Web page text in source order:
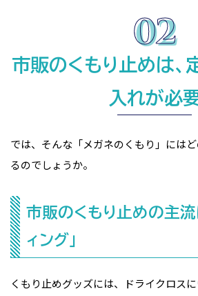
市販のくもり止めは、
入れが必
では、そんな「メガネのくもり」には
るのでしょうか。
市販のくもり止めの主流
ィング」
くもり止めグッズには、ドライクロス